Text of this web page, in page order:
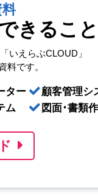
きること
いえらぶCLOUD」
料です。
ター
ム
顧客管理シ
図面･書類